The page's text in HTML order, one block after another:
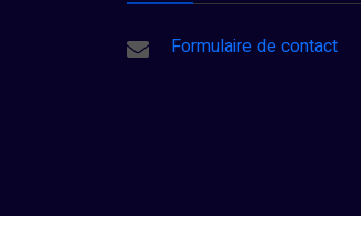
Formulaire de contact